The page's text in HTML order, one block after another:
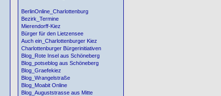
BerlinOnline_Charlottenburg
Bezirk_Termine
Mierendorff-Kiez
Bürger für den Lietzensee
Auch ein_Charlottenburger Kiez
Charlottenburger Bürgerinitiativen
Blog_Rote Insel aus Schöneberg
Blog_potseblog aus Schöneberg
Blog_Graefekiez
Blog_Wrangelstraße
Blog_Moabit Online
Blog_Auguststrasse aus Mitte